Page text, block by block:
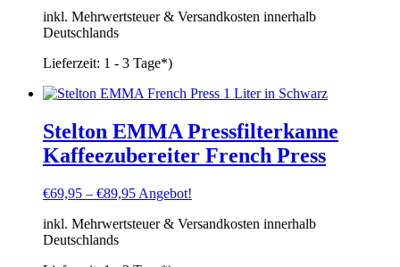
inkl. Mehrwertsteuer & Versandkosten innerhalb
Deutschlands
Lieferzeit: 1 - 3 Tage*)
Stelton EMMA Pressfilterkanne
Kaffeezubereiter French Press
€69,95 – €89,95 Angebot!
inkl. Mehrwertsteuer & Versandkosten innerhalb
Deutschlands